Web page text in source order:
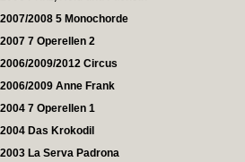
2007/2008 5 Monochorde
2007 7 Operellen 2
2006/2009/2012 Circus
2006/2009 Anne Frank
2004 7 Operellen 1
2004 Das Krokodil
2003 La Serva Padrona